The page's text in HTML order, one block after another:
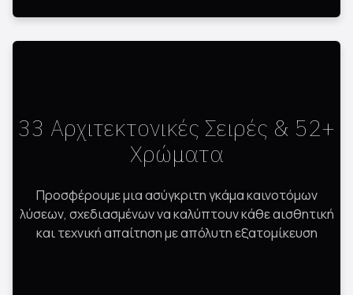
33 Αρχιτεκτονικές Σειρές & 52+
Χρώματα
Προσφέρουμε μια ασύγκριτη γκάμα καινοτόμων
λύσεων, σχεδιασμένων να καλύπτουν κάθε αισθητική
και τεχνική απαίτηση με απόλυτη εξατομίκευση